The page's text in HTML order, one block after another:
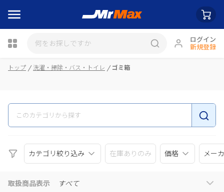
ログイン
新規登録
瓶詰
トップ 洗濯・掃除・バス・トイレ ゴミ箱
カテゴリ絞り込み 在庫ありのみ 価格 メー
取扱商品表示 すべて